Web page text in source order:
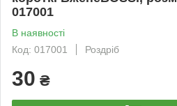
017001
В наявності
Код: 017001
Роздріб
30 ₴